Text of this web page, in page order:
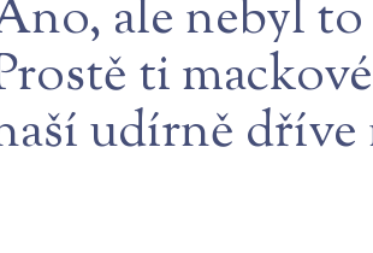
ale nebyl
ti
udírně